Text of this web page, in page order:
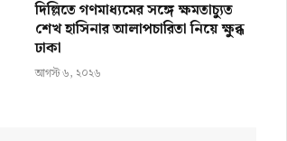
দিল্লিতে গণমাধ্যমের সঙ্গে ক্ষমতাচ্যুত
শেখ হাসিনার আলাপচারিতা নিয়ে ক্ষুব্ধ
ঢাকা
আগস্ট ৬, ২০২৬